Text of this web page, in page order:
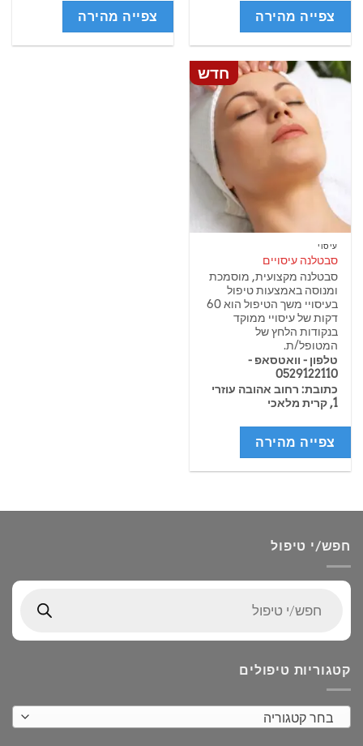
צפייה מהירה צפייה מהירה
חדש
עיסוי
סבטלנה עיסויים
סבטלנה מקצועית, מוסמכת
ומנוסה באמצעות טיפול
בעיסויי משך הטיפול הוא 60
דקות של עיסויי ממוקד
בנקודות הלחץ של
המטופל/ת.
טלפון - וואטסאפ -
0529122110
כתובת: רחוב אהובה עוזרי
1, קרית מלאכי
צפייה מהירה
חפש/י טיפול
search
קטגוריות טיפולים
בחר קטגוריה